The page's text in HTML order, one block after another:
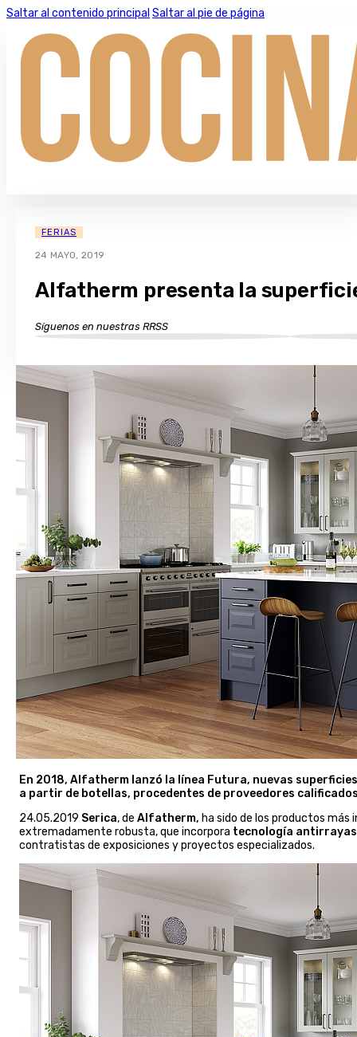
Saltar al contenido principal Saltar al pie de página
FERIAS
24 MAYO, 2019
Alfatherm presenta la
Síguenos en nuestras RRSS
En 2018, Alfatherm lanzó la línea Futura, nuevas
a partir de botellas, procedentes de proveedores
24.05.2019 Serica, de Alfatherm, ha sido de los productos
extremadamente robusta, que incorpora tecnología
contratistas de exposiciones y proyectos especializados.